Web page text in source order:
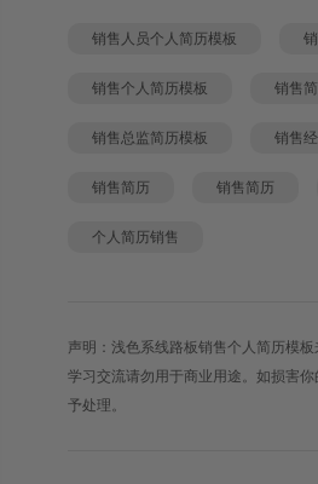
销售人员个人简历模板
销售个人简历模板 销售
销售总监简历模板 销售
销售简历 销售简历
个人简历销售
声明：浅色系线路板销售个人简历模
学习交流请勿用于商业用途。如损害
予处理。